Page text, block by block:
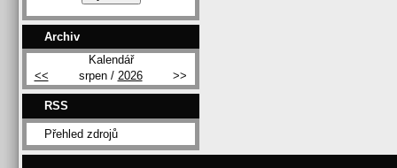
Archiv
Kalendář
<<
srpen / 2026 >>
RSS
Přehled zdrojů